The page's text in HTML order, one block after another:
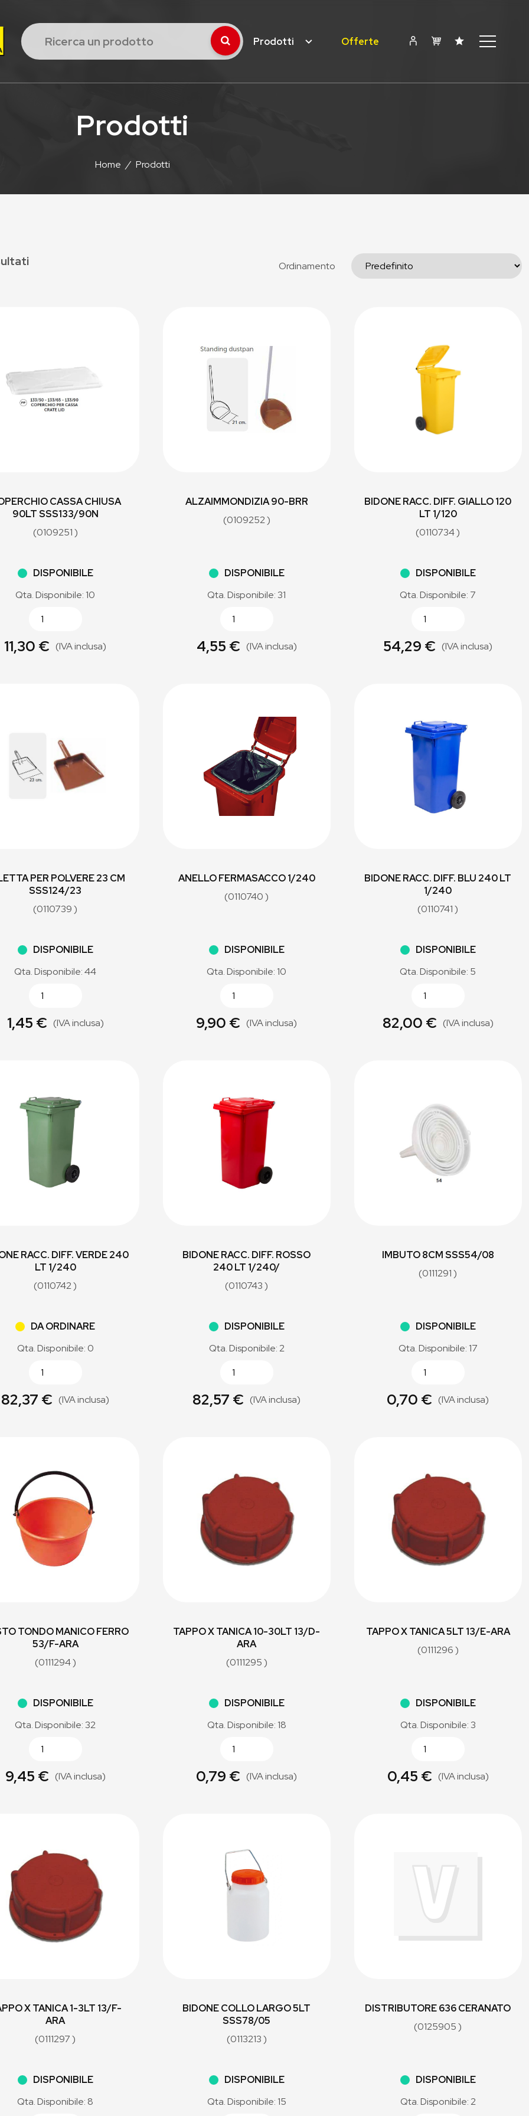
Prodotti Offerte
Prodotti
Home / Prodotti
Ordinamento
CASSA CHIUSA
90LT SSS133/90N
(0109251 )
DISPONIBILE
Qta. Disponibile: 10
11,30 € (IVA inclusa)
ALZAIMMONDIZIA 90-BRR
(0109252 )
DISPONIBILE
Qta. Disponibile: 31
4,55 € (IVA inclusa)
BIDONE RACC. DIFF. GIALLO 120
LT 1/120
(0110734 )
DISPONIBILE
Qta. Disponibile: 7
54,29 € (IVA inclusa)
PER POLVERE 23 CM
SSS124/23
(0110739 )
DISPONIBILE
Qta. Disponibile: 44
1,45 € (IVA inclusa)
ANELLO FERMASACCO 1/240
(0110740 )
DISPONIBILE
Qta. Disponibile: 10
9,90 € (IVA inclusa)
BIDONE RACC. DIFF. BLU 240 LT
1/240
(0110741 )
DISPONIBILE
Qta. Disponibile: 5
82,00 € (IVA inclusa)
RACC. DIFF. VERDE 240
LT 1/240
(0110742 )
DA ORDINARE
Qta. Disponibile: 0
82,37 € (IVA inclusa)
BIDONE RACC. DIFF. ROSSO
240 LT 1/240/
(0110743 )
DISPONIBILE
Qta. Disponibile: 2
82,57 € (IVA inclusa)
IMBUTO 8CM SSS54/08
(0111291 )
DISPONIBILE
Qta. Disponibile: 17
0,70 € (IVA inclusa)
TONDO MANICO FERRO
53/F-ARA
(0111294 )
DISPONIBILE
Qta. Disponibile: 32
9,45 € (IVA inclusa)
TAPPO X TANICA 10-30LT 13/D-
ARA
(0111295 )
DISPONIBILE
Qta. Disponibile: 18
0,79 € (IVA inclusa)
TAPPO X TANICA 5LT 13/E-ARA
(0111296 )
DISPONIBILE
Qta. Disponibile: 3
0,45 € (IVA inclusa)
X TANICA 1-3LT 13/F-
ARA
(0111297 )
DISPONIBILE
Qta. Disponibile: 8
BIDONE COLLO LARGO 5LT
SSS78/05
(0113213 )
DISPONIBILE
Qta. Disponibile: 15
DISTRIBUTORE 636 CERANATO
(0125905 )
DISPONIBILE
Qta. Disponibile: 2